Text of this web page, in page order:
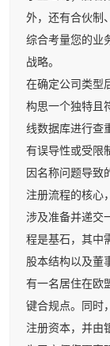
外，还有合伙制
综合考量您的业
战略。
在确定公司类型
构思一个独特且
线数据库进行查
有误导性或受限
因名称问题导致
注册流程的核心
涉及准备并递交
程是基石，其中
股本结构以及董
有一名居住在欧
键合规点。同时
注册资本，并由